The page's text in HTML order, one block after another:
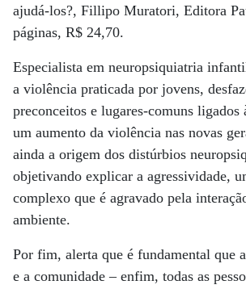
ajudá-los?, Fillipo Muratori, Editora
páginas, R$ 24,70.
Especialista em neuropsiquiatria
a violência praticada por jovens,
preconceitos e lugares-comuns ligados
um aumento da violência nas novas
ainda a origem dos distúrbios
objetivando explicar a agressividade,
complexo que é agravado pela
ambiente.
Por fim, alerta que é fundamental que
e a comunidade – enfim, todas as